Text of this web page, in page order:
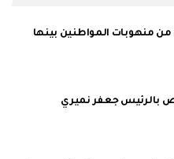
منهوبات المواطنين بينها
بالرئيس جعفر نميري